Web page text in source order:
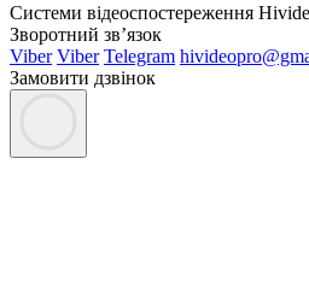
Системи відеоспостереження
Зворотний зв’язок
Viber Viber Telegram
Замовити дзвінок